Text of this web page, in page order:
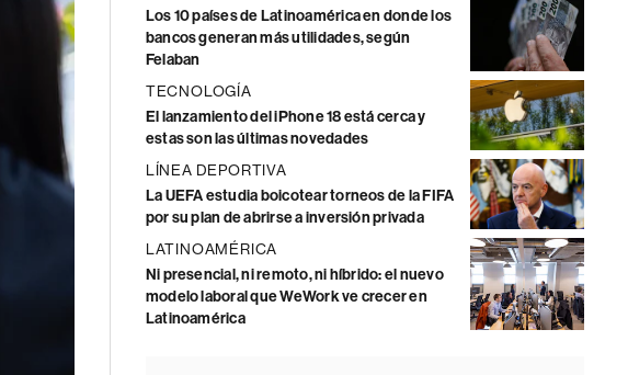
Los 10 países de Latinoamérica en donde los
bancos generan más utilidades, según
Felaban
TECNOLOGÍA
El lanzamiento del iPhone 18 está cerca y
estas son las últimas novedades
LÍNEA DEPORTIVA
La UEFA estudia boicotear torneos de la FIFA
por su plan de abrirse a inversión privada
LATINOAMÉRICA
Ni presencial, ni remoto, ni híbrido: el nuevo
modelo laboral que WeWork ve crecer en
Latinoamérica